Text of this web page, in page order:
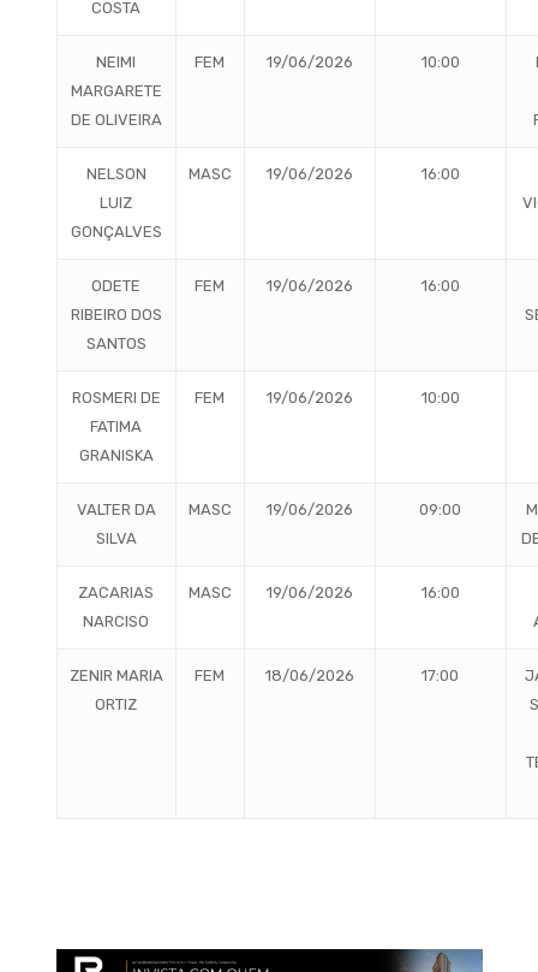
COSTA
NEIMI
MARGARETE
DE OLIVEIRA
FEM 19/06/2026 10:00
NELSON
LUIZ
GONÇALVES
MASC 19/06/2026
16:00
ODETE
RIBEIRO DOS
SANTOS
FEM 19/06/2026
16:00
ROSMERI DE
FATIMA
GRANISKA
FEM 19/06/2026 10:00
VALTER DA
SILVA
MASC 19/06/2026 09:00
ZACARIAS
NARCISO
MASC 19/06/2026
16:00
ZENIR MARIA
ORTIZ
FEM 18/06/2026 17:00